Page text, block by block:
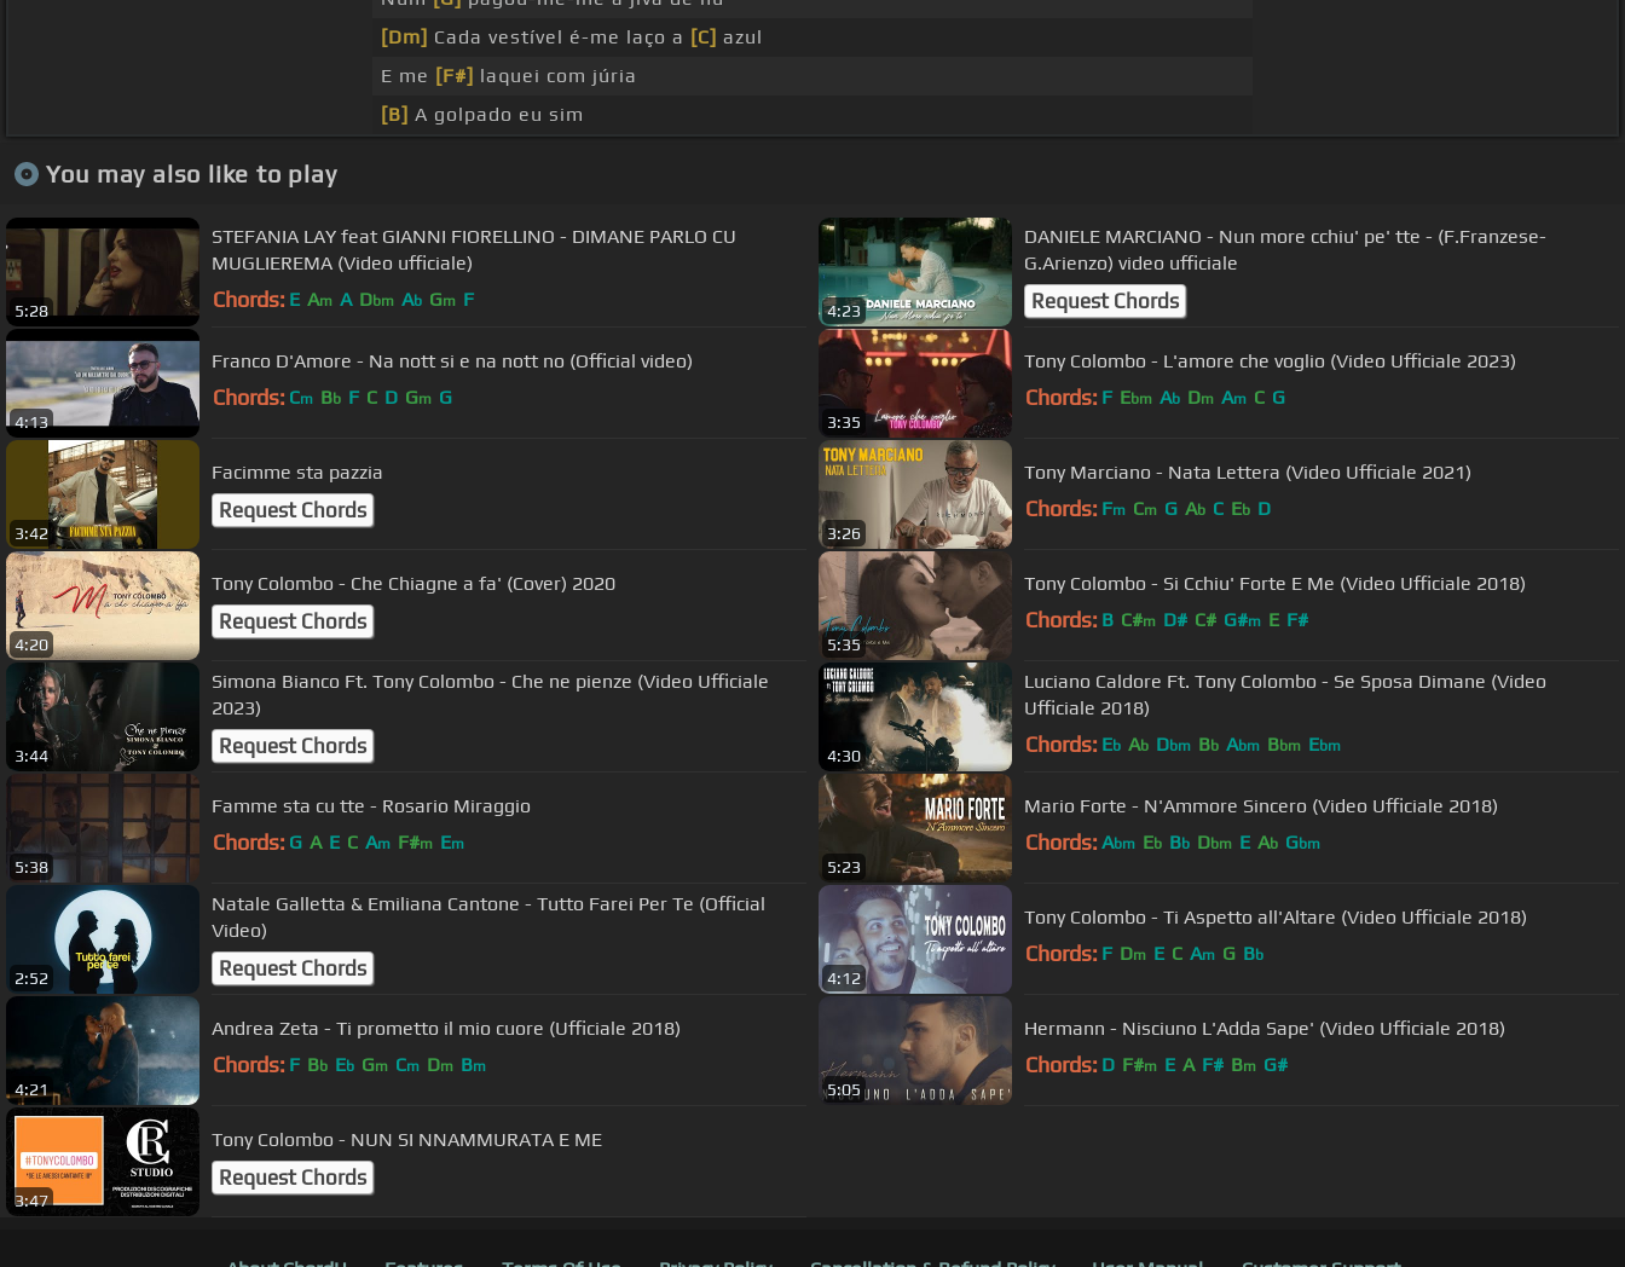
[Dm] Cada vestível é-me laço a [C] azul
E me [F#] laquei com júria
[B] A golpado eu sim
You may also like to play
5:28
STEFANIA LAY feat GIANNI FIORELLINO - DIMANE PARLO CU
MUGLIEREMA (Video ufficiale)
Chords: E Am A Dbm Ab Gm F
4:23
DANIELE MARCIANO - Nun more cchiu' pe' tte - (F.Franzese-
G.Arienzo) video ufficiale
Request Chords
4:13
Franco D'Amore - Na nott si e na nott no (Official video)
Chords: Cm Bb F C D Gm G
3:35
Tony Colombo - L'amore che voglio (Video Ufficiale 2023)
Chords: F Ebm Ab Dm Am C G
3:42
Facimme sta pazzia
Request Chords
3:26
Tony Marciano - Nata Lettera (Video Ufficiale 2021)
Chords: Fm Cm G Ab C Eb D
4:20
Tony Colombo - Che Chiagne a fa' (Cover) 2020
Request Chords
5:35
Tony Colombo - Si Cchiu' Forte E Me (Video Ufficiale 2018)
Chords: B C#m D# C# G#m E F#
3:44
Simona Bianco Ft. Tony Colombo - Che ne pienze (Video Ufficiale
2023)
Request Chords 4:30
Luciano Caldore Ft. Tony Colombo - Se Sposa Dimane (Video
Ufficiale 2018)
Chords: Eb Ab Dbm Bb Abm Bbm Ebm
5:38
Famme sta cu tte - Rosario Miraggio
Chords: G A E C Am F#m Em
5:23
Mario Forte - N'Ammore Sincero (Video Ufficiale 2018)
Chords: Abm Eb Bb Dbm E Ab Gbm
2:52
Natale Galletta & Emiliana Cantone - Tutto Farei Per Te (Official
Video)
Request Chords 4:12
Tony Colombo - Ti Aspetto all'Altare (Video Ufficiale 2018)
Chords: F Dm E C Am G Bb
4:21
Andrea Zeta - Ti prometto il mio cuore (Ufficiale 2018)
Chords: F Bb Eb Gm Cm Dm Bm
5:05
Hermann - Nisciuno L'Adda Sape' (Video Ufficiale 2018)
Chords: D F#m E A F# Bm G#
3:47
Tony Colombo - NUN SI NNAMMURATA E ME
Request Chords